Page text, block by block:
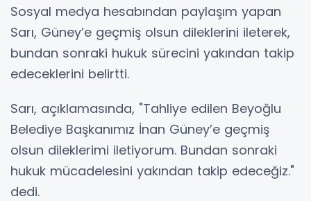
Sosyal medya hesabından paylaşım yapan
Sarı, Güney’e geçmiş olsun dileklerini ileterek,
bundan sonraki hukuk sürecini yakından takip
edeceklerini belirtti.
Sarı, açıklamasında, "Tahliye edilen Beyoğlu
Belediye Başkanımız İnan Güney’e geçmiş
olsun dileklerimi iletiyorum. Bundan sonraki
hukuk mücadelesini yakından takip edeceğiz."
dedi.